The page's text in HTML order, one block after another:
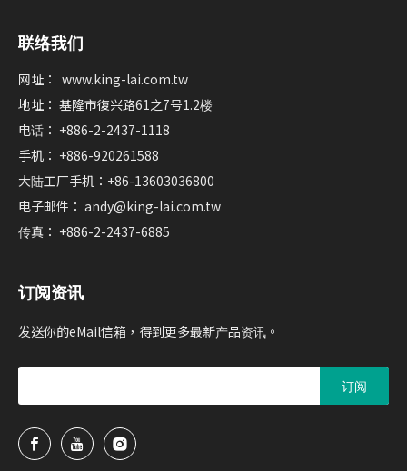
联络我们
网址： www.king-lai.com.tw
地址： 基隆市復兴路61之7号1.2楼
电话： +886-2-2437-1118
手机： +886-920261588
大陆工厂手机：+86-13603036800
电子邮件： andy@king-lai.com.tw
传真： +886-2-2437-6885
订阅资讯
发送你的eMail信箱，得到更多最新产品资讯。
订阅